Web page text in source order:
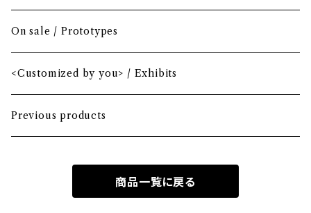
Mini Driver (Option)
Fairway wood
Hybrid
MA-1 heavy nylon
Small mallet
Mid mallet
Large mallet
On sale / Prototypes
<Customized by you> / Exhibits
Previous products
商品一覧に戻る